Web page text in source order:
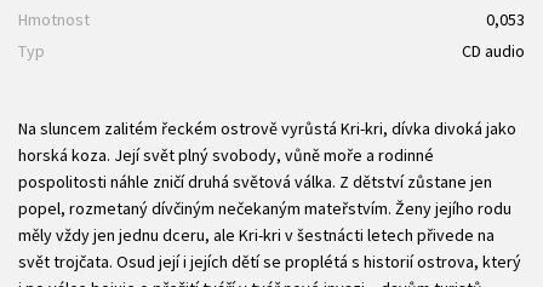
Hmotnost
0,053
Typ
CD audio
Na sluncem zalitém řeckém ostrově vyrůstá Kri-kri, dívka divoká jako
horská koza. Její svět plný svobody, vůně moře a rodinné
pospolitosti náhle zničí druhá světová válka. Z dětství zůstane jen
popel, rozmetaný dívčiným nečekaným mateřstvím. Ženy jejího rodu
měly vždy jen jednu dceru, ale Kri-kri v šestnácti letech přivede na
svět trojčata. Osud její i jejích dětí se proplétá s historií ostrova, který